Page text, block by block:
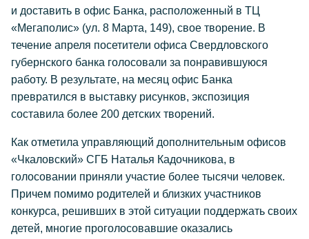
и доставить в офис Банка, расположенный в ТЦ
«Мегаполис» (ул. 8 Марта, 149), свое творение. В
течение апреля посетители офиса Свердловского
губернского банка голосовали за понравившуюся
работу. В результате, на месяц офис Банка
превратился в выставку рисунков, экспозиция
составила более 200 детских творений.
Как отметила управляющий дополнительным офисов
«Чкаловский» СГБ Наталья Кадочникова, в
голосовании приняли участие более тысячи человек.
Причем помимо родителей и близких участников
конкурса, решивших в этой ситуации поддержать своих
детей, многие проголосовавшие оказались